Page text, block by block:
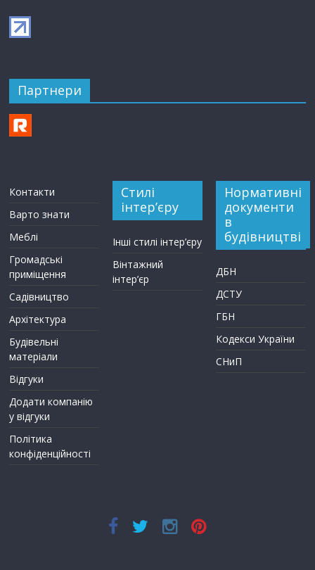
Партнери
Контакти
Варто знати
Меблі
Громадські
приміщення
Садівництво
Архітектура
Будівельні
матеріали
Відгуки
Додати компанію
у відгуки
Політика
конфіденційності
Стилі
інтер’єру
Інші стилі інтер’єру
Вінтажний
інтер’єр
Нормативні
документи
в
будівництві
ДБН
ДСТУ
ГБН
Кодекси України
СНиП